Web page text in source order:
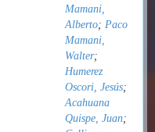
Mamani,
Alberto; Paco
Mamani,
Walter;
Humerez
Oscori, Jesús;
Acahuana
Quispe, Juan;